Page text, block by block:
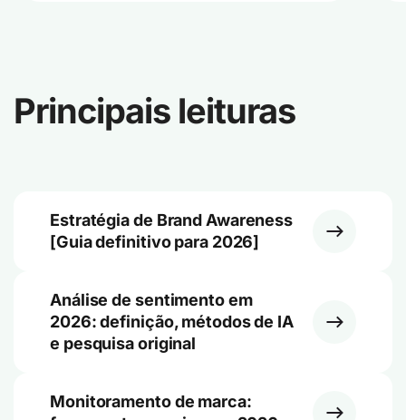
Principais leituras
Estratégia de Brand Awareness
[Guia definitivo para 2026]
Análise de sentimento em
2026: definição, métodos de IA
e pesquisa original
Monitoramento de marca: